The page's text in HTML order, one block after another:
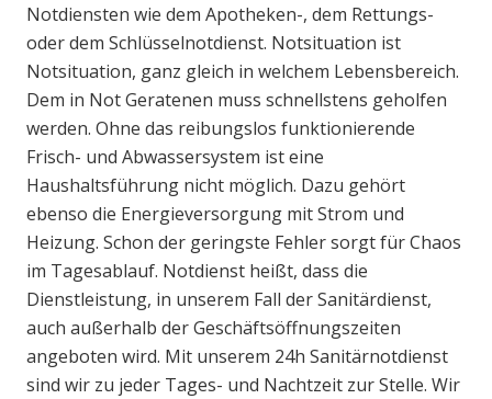
Notdiensten wie dem Apotheken-, dem Rettungs-
oder dem Schlüsselnotdienst. Notsituation ist
Notsituation, ganz gleich in welchem Lebensbereich.
Dem in Not Geratenen muss schnellstens geholfen
werden. Ohne das reibungslos funktionierende
Frisch- und Abwassersystem ist eine
Haushaltsführung nicht möglich. Dazu gehört
ebenso die Energieversorgung mit Strom und
Heizung. Schon der geringste Fehler sorgt für Chaos
im Tagesablauf. Notdienst heißt, dass die
Dienstleistung, in unserem Fall der Sanitärdienst,
auch außerhalb der Geschäftsöffnungszeiten
angeboten wird. Mit unserem 24h Sanitärnotdienst
sind wir zu jeder Tages- und Nachtzeit zur Stelle. Wir